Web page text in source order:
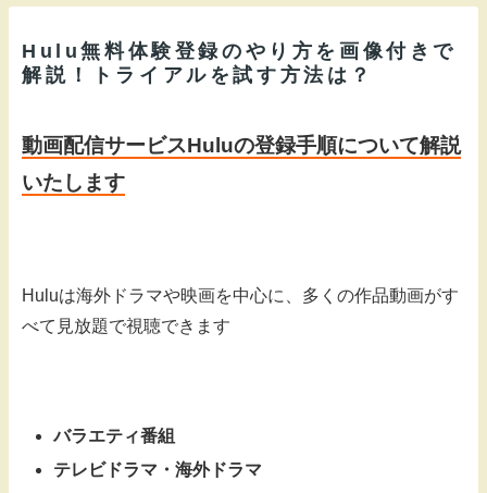
Hulu無料体験登録のやり方を画像付きで
解説！トライアルを試す方法は？
動画配信サービスHuluの登録手順について解説
いたします
Huluは海外ドラマや映画を中心に、多くの作品動画がす
べて見放題で視聴できます
バラエティ番組
テレビドラマ・海外ドラマ